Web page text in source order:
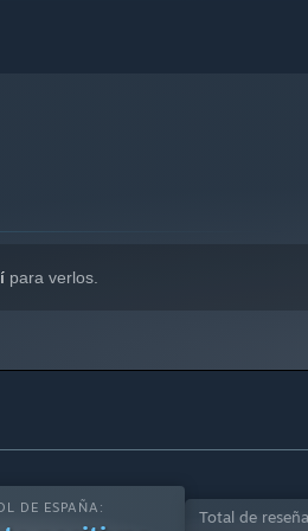
divertirte en el modo Sandbox o
para verlos.
DE ESPAÑA: Total de